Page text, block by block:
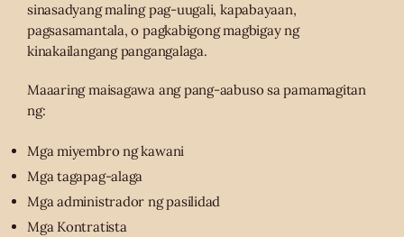
sinasadyang maling pag-uugali, kapabayaan,
pagsasamantala, o pagkabigong magbigay ng
kinakailangang pangangalaga.
Maaaring maisagawa ang pang-aabuso sa pamamagitan
ng:
Mga miyembro ng kawani
Mga tagapag-alaga
Mga administrador ng pasilidad
Mga Kontratista